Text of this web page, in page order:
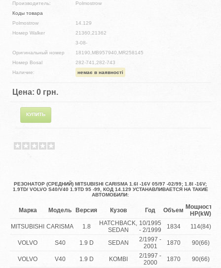
Производитель:
Polmostrow
Коды товара
Polmostrow
14.129
Номер Walker
21360,21362
Оригинальный номер
3-08-
18190,MB957940,MR258145
Номер Bosal
282-741,282-743
Наличие:
немає в наявності
Цена:0 грн.
РЕЗОНАТОР (СРЕДНИЙ) MITSUBISHI CARISMA 1.6I -16V 05/97 -02/99; 1.8I -16V;
1.9TD/ VOLVO S40/V40 1.9TD 95 -99, КОД 14.129 УСТАНАВЛИВАЕТСЯ НА ТАКИЕ
АВТОМОБИЛИ:
Марка Модель Версия Кузов Год Объем Мощность
HP(kW)
MITSUBISHI CARISMA 1.8
HATCHBACK,
SEDAN
10/1995
- 2/1999
1834 114(84)
VOLVO S40 1.9 D SEDAN
2/1997 -
2001
1870 90(66)
VOLVO V40 1.9 D KOMBI
2/1997 -
2000
1870 90(66)